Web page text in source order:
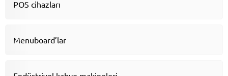
POS cihazları
Menuboard’lar